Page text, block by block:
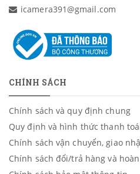
icamera391@gmail.com
CHÍNH SÁCH
Chính sách và quy định chung
Quy định và hình thức thanh
Chính sách vận chuyển, giao
Chính sách đổi/trả hàng và